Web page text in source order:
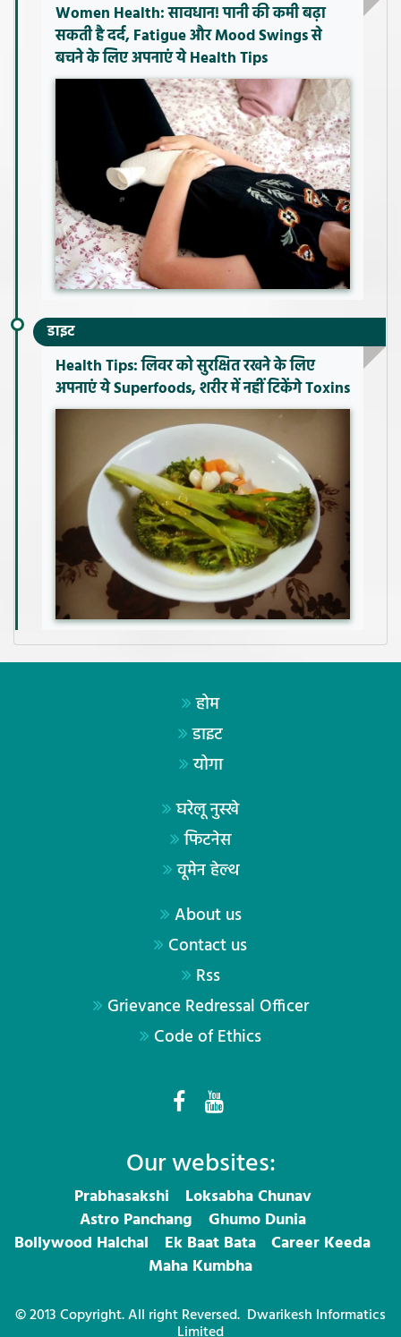
Women Health: सावधान! पानी की कमी बढ़ा
सकती है दर्द, Fatigue और Mood Swings से
बचने के लिए अपनाएं ये Health Tips
डाइट
Health Tips: लिवर को सुरक्षित रखने के लिए
अपनाएं ये Superfoods, शरीर में नहीं टिकेंगे Toxins
होम
डाइट
योगा
घरेलू नुस्खे
फिटनेस
वूमेन हेल्थ
About us
Contact us
Rss
Grievance Redressal Officer
Code of Ethics
Our websites:
Prabhasakshi
Loksabha Chunav
Astro Panchang
Ghumo Dunia
Bollywood Halchal
Ek Baat Bata
Career Keeda
Maha Kumbha
© 2013 Copyright. All right Reversed. Dwarikesh Informatics
Limited